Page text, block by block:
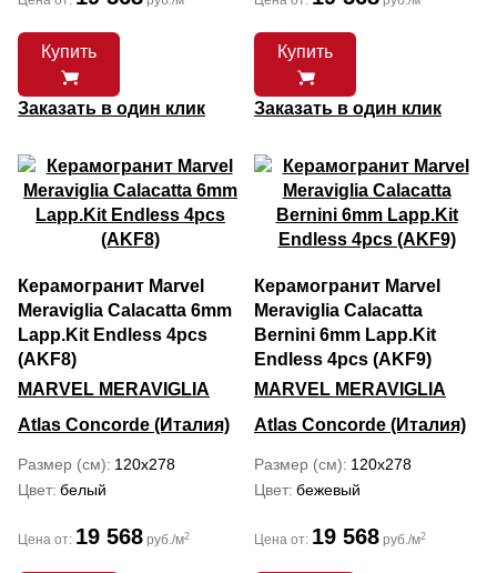
Купить
Заказать в один клик
Купить
Заказать в один клик
Керамогранит Marvel
Meraviglia Calacatta 6mm
Lapp.Kit Endless 4pcs
(AKF8)
MARVEL MERAVIGLIA
Atlas Concorde (Италия)
Размер (см) 120x278
Цвет белый
Цена от: 19 568 руб./м2
Керамогранит Marvel
Meraviglia Calacatta
Bernini 6mm Lapp.Kit
Endless 4pcs (AKF9)
MARVEL MERAVIGLIA
Atlas Concorde (Италия)
Размер (см) 120x278
Цвет бежевый
Цена от: 19 568 руб./м2